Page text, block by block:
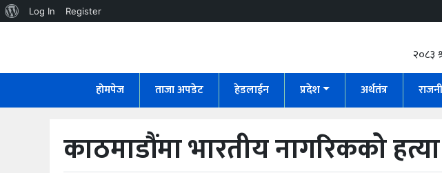
About
Log In Register
२०८३
होमपेज
ताजा अपडेट हेडलाईन प्रदेश अर्थतंत्र
काठमाडौंमा भारतीय नागरिकको